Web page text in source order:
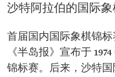
沙特阿拉伯的国际
首届国内国际象棋锦标
《半岛报》宣布于
锦标赛。后来，沙特国